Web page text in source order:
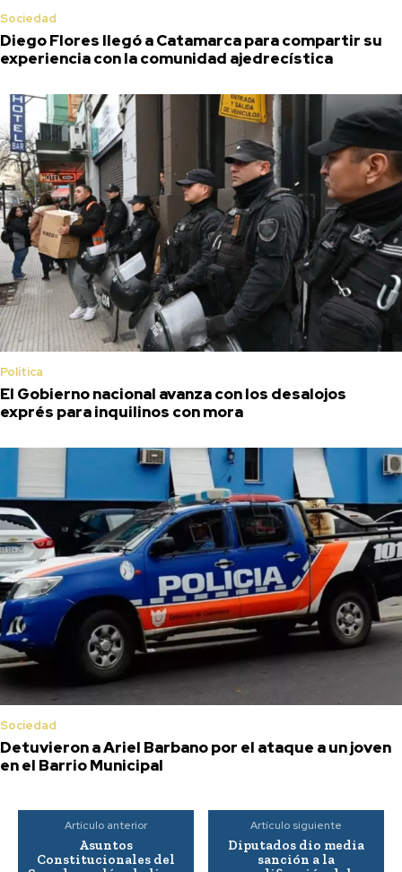
Sociedad
Diego Flores llegó a Catamarca para compartir su
experiencia con la comunidad ajedrecística
Política
El Gobierno nacional avanza con los desalojos
exprés para inquilinos con mora
Sociedad
Detuvieron a Ariel Barbano por el ataque a un joven
en el Barrio Municipal
Artículo anterior
Asuntos
Constitucionales del
Artículo siguiente
Diputados dio media
sanción a la